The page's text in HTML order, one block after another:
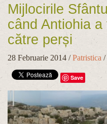
Mijlocirile
când Antiohia
către perși
28 Februarie 2014 /Patristica /
Save